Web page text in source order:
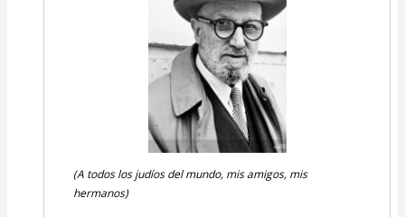
(A todos los judíos del mundo, mis amigos, mis
hermanos)